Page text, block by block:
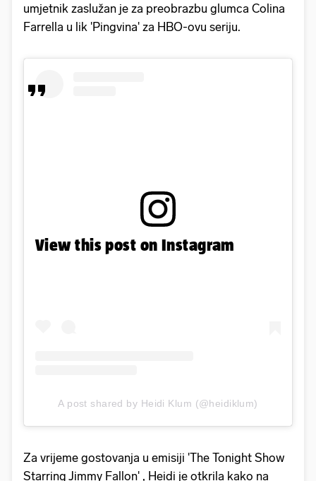
umjetnik zaslužan je za preobrazbu glumca Colina
Farrella u lik 'Pingvina' za HBO-ovu seriju.
View this post on Instagram
A post shared by Heidi Klum (@heidiklum)
Za vrijeme gostovanja u emisiji 'The Tonight Show
Starring Jimmy Fallon' , Heidi je otkrila kako na